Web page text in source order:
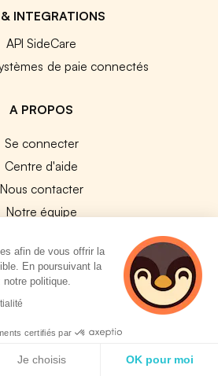
INTEGRATIONS
API SideCare
de paie connectés
A PROPOS
Se connecter
Centre d'aide
Nous contacter
Notre équipe
chez SideCare
légales
CGU & RGPD
Cookies
NOS APPS
afin de vous offrir la
En poursuivant la
politique.
certifiés par
Je choisis OK pour moi
2 personnes
consultent
actuellement cette